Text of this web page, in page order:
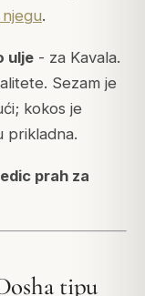
.
ulje - za Kavala.
Sezam je
kokos je
prikladna.
prah za
tipu